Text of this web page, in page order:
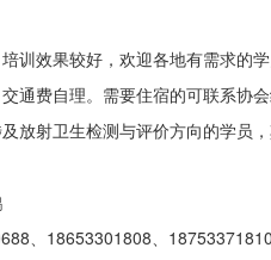
训效果较好，欢迎各地有需求的
通费自理。需要住宿的可联系协
放射卫生检测与评价方向的学员
、 18653301808、